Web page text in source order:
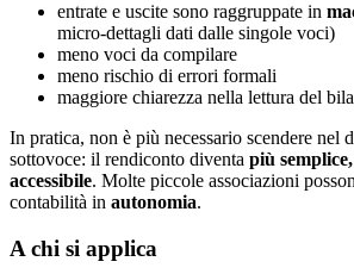
entrate e uscite sono raggruppate in
micro-dettagli dati dalle singole voci)
meno voci da compilare
meno rischio di errori formali
maggiore chiarezza nella lettura del
In pratica, non è più necessario scendere nel
sottovoce: il rendiconto diventa più
accessibile. Molte piccole associazioni
contabilità in autonomia.
A chi si applica